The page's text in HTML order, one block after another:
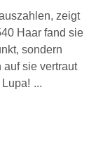
zeigt
Haar fand sie
sondern
sie vertraut